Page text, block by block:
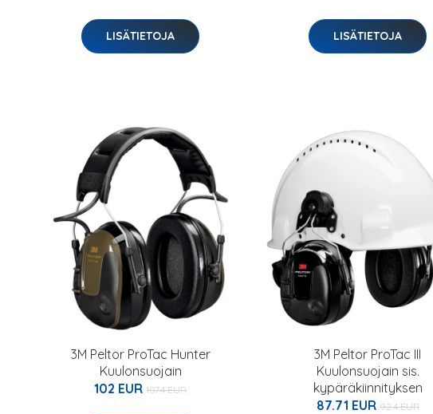
LISÄTIETOJA LISÄTIETOJA
3M Peltor ProTac Hunter
Kuulonsuojain
102 EUR107.4 EUR
3M Peltor ProTac III
Kuulonsuojain sis.
kypäräkiinnityksen
87.71 EUR 92.4 EUR